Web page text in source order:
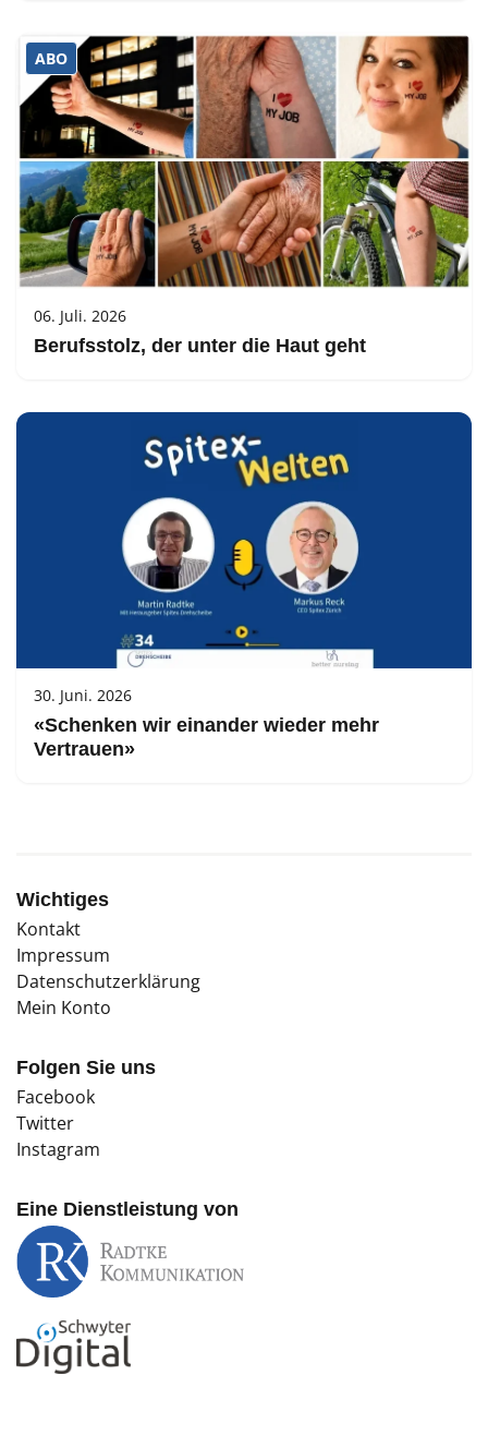
ABO
06. Juli. 2026
Berufsstolz, der unter die Haut geht
30. Juni. 2026
«Schenken wir einander wieder mehr
Vertrauen»
Wichtiges
Kontakt
Impressum
Datenschutzerklärung
Mein Konto
Folgen Sie uns
Facebook
Twitter
Instagram
Eine Dienstleistung von